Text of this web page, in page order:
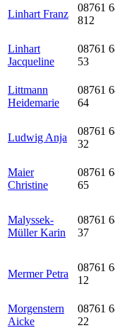
Linhart Franz
08761
812
Linhart
Jacqueline
08761
53
Littmann
Heidemarie
08761
64
Ludwig Anja
08761
32
Maier
Christine
08761
65
Malyssek-
Müller Karin
08761
37
Mermer Petra
08761
12
Morgenstern
Aicke
08761
22